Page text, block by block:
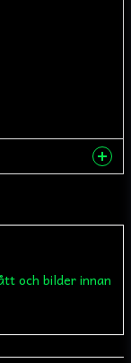
och bilder innan